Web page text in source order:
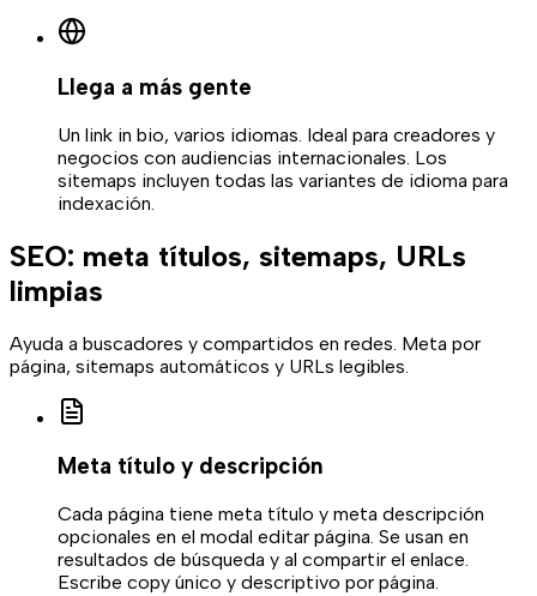
Llega a más gente
Un link in bio, varios idiomas. Ideal para creadores y
negocios con audiencias internacionales. Los
sitemaps incluyen todas las variantes de idioma para
indexación.
SEO: meta títulos, sitemaps, URLs
limpias
Ayuda a buscadores y compartidos en redes. Meta por
página, sitemaps automáticos y URLs legibles.
Meta título y descripción
Cada página tiene meta título y meta descripción
opcionales en el modal editar página. Se usan en
resultados de búsqueda y al compartir el enlace.
Escribe copy único y descriptivo por página.